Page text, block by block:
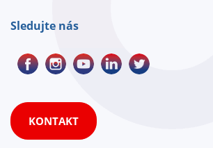
Sledujte nás
KONTAKT